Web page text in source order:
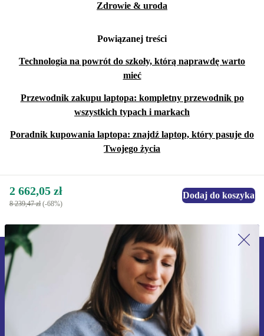
Zdrowie & uroda
Powiązanej treści
Technologia na powrót do szkoły, którą naprawdę warto
mieć
Przewodnik zakupu laptopa: kompletny przewodnik po
wszystkich typach i markach
Poradnik kupowania laptopa: znajdź laptop, który pasuje do
Twojego życia
2 662,05 zł
8 239,47 zł (-68%)
Dodaj do koszyka
Zapisz się na nasz newsletter!
Nie przegap żadnej oferty.